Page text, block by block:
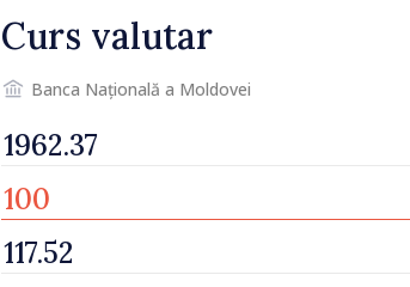
Curs valutar
Banca Națională a Moldovei